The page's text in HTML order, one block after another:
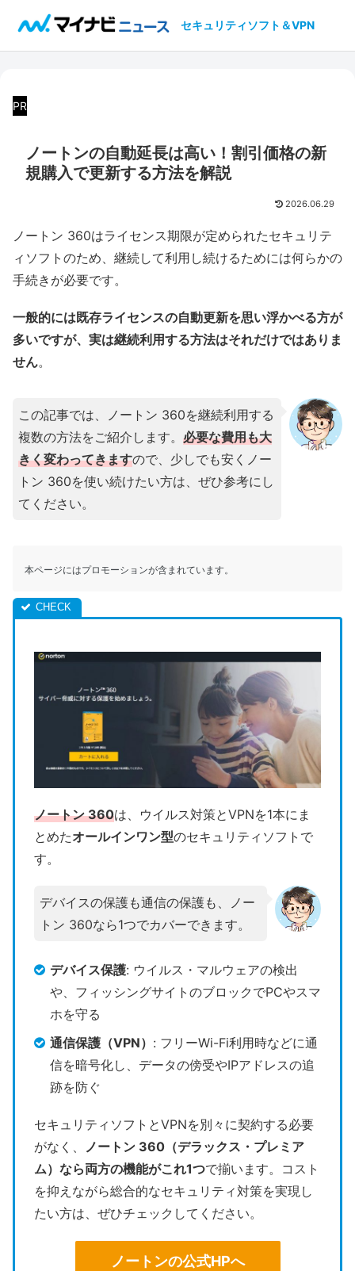
セキュリティソフト＆VPN
PR
ノートンの自動延長は高い！割引価格の新
規購入で更新する方法を解説
2026.06.29
ノートン 360はライセンス期限が定められたセキュリテ
ィソフトのため、継続して利用し続けるためには何らかの
手続きが必要です。
一般的には既存ライセンスの自動更新を思い浮かべる方が
多いですが、実は継続利用する方法はそれだけではありま
せん。
この記事では、ノートン 360を継続利用する
複数の方法をご紹介します。 必要な費用も大
きく変わってきますので、少しでも安くノー
トン 360を使い続けたい方は、ぜひ参考にし
てください。
本ページにはプロモーションが含まれています。
ノートン 360は、ウイルス対策とVPNを1本にま
とめたオールインワン型のセキュリティソフトで
す。
デバイスの保護も通信の保護も、ノー
トン 360なら1つでカバーできます。
デバイス保護: ウイルス・マルウェアの検出
や、フィッシングサイトのブロックでPCやスマ
ホを守る
通信保護（VPN） : フリーWi-Fi利用時などに通
信を暗号化し、データの傍受やIPアドレスの追
跡を防ぐ
セキュリティソフトとVPNを別々に契約する必要
がなく、 ノートン 360（デラックス・プレミア
ム）なら両方の機能がこれ1つで揃います。コスト
を抑えながら総合的なセキュリティ対策を実現し
たい方は、ぜひチェックしてください。
ノートンの公式HPへ